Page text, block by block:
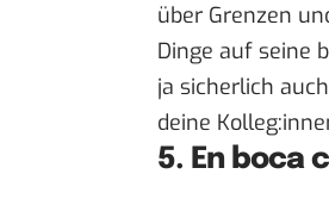
über Grenzen
Dinge auf seine
ja sicherlich
deine
5. En boca